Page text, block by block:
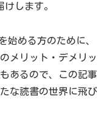
します。
める方のために、
メリット・デメリッ
もあるので、この記事
な読書の世界に飛び